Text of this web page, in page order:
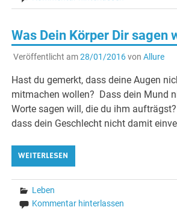
Was Dein Körper Dir sagen
Veröffentlicht am28/01/2016von Allure
Hast du gemerkt, dass deine Augen
mitmachen wollen? Dass dein Mund
Worte sagen will, die du ihm
dass dein Geschlecht nicht damit
WEITERLESEN
Leben
Kommentar hinterlassen